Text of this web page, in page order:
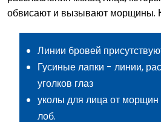
обвисают и вызывают морщины.
Линии бровей
Гусиные лапки - линии,
уголков глаз
уколы для лица от морщин
лоб.